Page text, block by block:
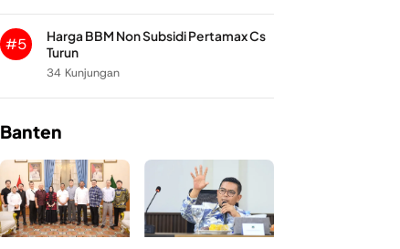
#5
Harga BBM Non Subsidi Pertamax Cs
Turun
34 Kunjungan
Banten